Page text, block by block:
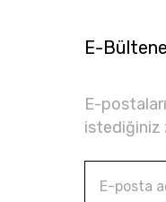
E-
E-
istediğiniz